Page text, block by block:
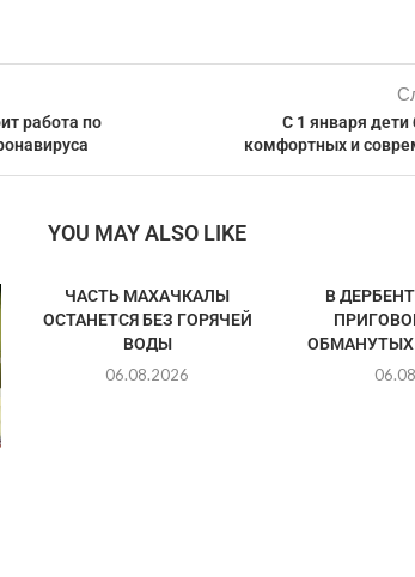
работа по
C 1 января дети
комфортных и
YOU MAY ALSO LIKE
ЧАСТЬ МАХАЧКАЛЫ
ОСТАНЕТСЯ БЕЗ ГОРЯЧЕЙ
ВОДЫ
06.08.2026
В